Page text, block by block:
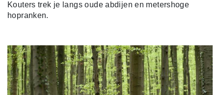
Kouters trek je langs oude abdijen en metershoge
hopranken.